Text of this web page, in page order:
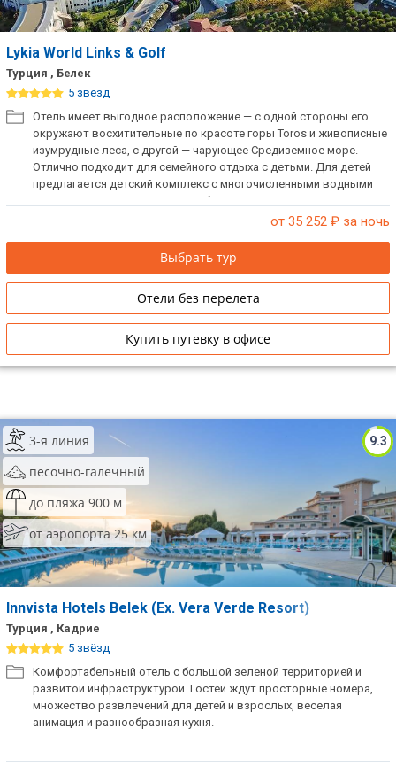
Lykia World Links & Golf
Турция , Белек
5 звёзд
Отель имеет выгодное расположение — с одной стороны его
окружают восхитительные по красоте горы Toros и живописные
изумрудные леса, с другой — чарующее Средиземное море.
Отлично подходит для семейного отдыха с детьми. Для детей
предлагается детский комплекс с многочисленными водными
горками, открытыми детскими бассейнами и детскими
площадками. Внимание! Отель не заселяет одиноких мужчин в
от 35 252 ₽ за ночь
Выбрать тур
Отели без перелета
Купить путевку в офисе
9.3
3-я линия
песочно-галечный
до пляжа 900 м
от аэропорта 25 км
Innvista Hotels Belek (Ex. Vera Verde Resort)
Турция , Кадрие
5 звёзд
Комфортабельный отель с большой зеленой территорией и
развитой инфраструктурой. Гостей ждут просторные номера,
множество развлечений для детей и взрослых, веселая
анимация и разнообразная кухня.